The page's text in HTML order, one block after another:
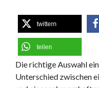
twittern
teilen
Die richtige Auswahl
Unterschied zwischen